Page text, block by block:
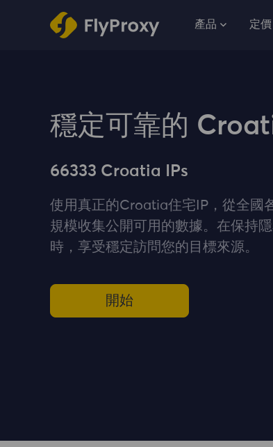
產品 定價
穩定可靠的
66333 Croatia IPs
使用真正的Croatia住宅IP，從全國
規模收集公開可用的數據。在保持
時，享受穩定訪問您的目標來源。
開始